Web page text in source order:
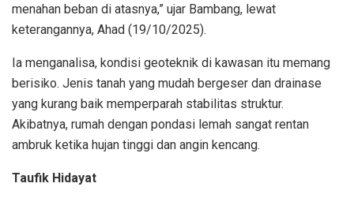
menahan beban di atasnya,” ujar Bambang, lewat
keterangannya, Ahad (19/10/2025).
Ia menganalisa, kondisi geoteknik di kawasan itu memang
berisiko. Jenis tanah yang mudah bergeser dan drainase
yang kurang baik memperparah stabilitas struktur.
Akibatnya, rumah dengan pondasi lemah sangat rentan
ambruk ketika hujan tinggi dan angin kencang.
Taufik Hidayat